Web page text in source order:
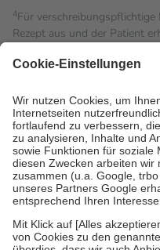
4Für
Rezept aus und der Patient
Kosten dafür, der
Grundsätzlich leisten
Prozent des Abgabepreises,
höchstens zehn Euro.Es
tatsächlichen Kosten der
Diese Regeln gelten
Bei Heilmitteln und
Zuzahlung zehn Prozent der
Um das Engagement der